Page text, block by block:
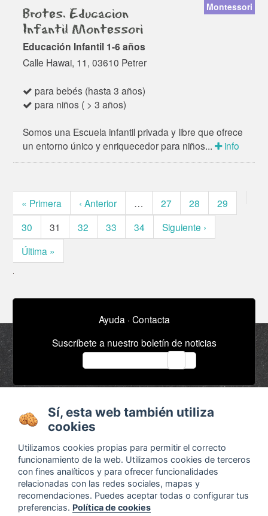
Brotes. Educacion
Infantil Montessori
Montessori
Educación Infantil 1-6 años
Calle Hawai, 11, 03610 Petrer
para bebés (hasta 3 años)
para niños ( > 3 años)
Somos una Escuela infantil privada y libre que ofrece
un entorno único y enriquecedor para niños...
info
« Primera ‹ Anterior … 27 28
29
30
31 32 33 34
Siguiente ›
Última »
Ayuda · Contacta
Suscríbete a nuestro boletín de noticias
Acerca de
Términos y
Configurar cookies
Agenda
Anuncios / Empleo
Timeline
Sí, esta web también utiliza
cookies
Utilizamos cookies propias para permitir el correcto
funcionamiento de la web. Utilizamos cookies de terceros
con fines analíticos y para ofrecer funcionalidades
relacionadas con las redes sociales, mapas y
recomendaciones. Puedes aceptar todas o configurar tus
preferencias. Política de cookies